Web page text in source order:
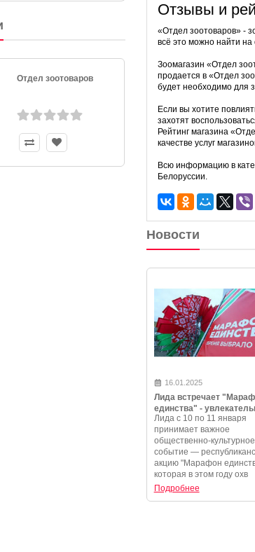
Отдел зоотоваров
Отзывы и
«Отдел зоотоваров» -
всё это можно найти
Зоомагазин «Отдел
продается в «Отдел
будет необходимо для
Если вы хотите
захотят
Рейтинг магазина
качестве услуг
Всю информацию в
Белоруссии.
Новости
16.01.2025
Лида встречает
единства" -
программа и
события
Лида с 10 по 11 января
принимает важное
общественно-культурное
событие —
акцию "Марафон
которая в этом году охв
Подробнее